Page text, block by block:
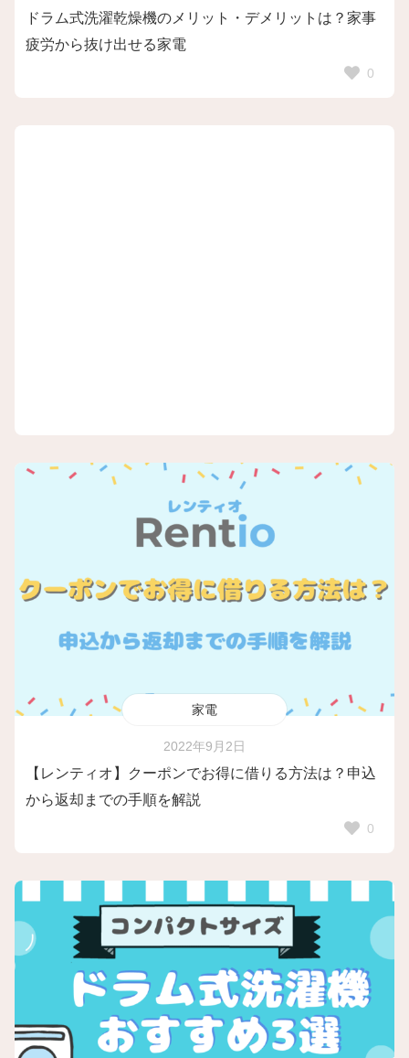
ドラム式洗濯乾燥機のメリット・デメリットは？家事
疲労から抜け出せる家電
0
家電
2022年9月2日
【レンティオ】クーポンでお得に借りる方法は？申込
から返却までの手順を解説
0